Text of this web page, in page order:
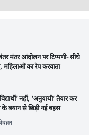
मंतर आंदोलन पर टिप्पणी- सीधे
महिलाओं का रेप करवाता
नहीं, ‘अनुयायी’ तैयार कर
के बयान से छिड़ी नई बहस